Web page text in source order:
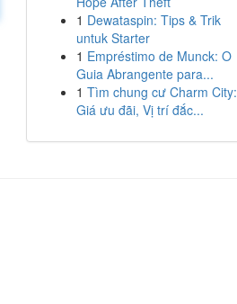
1 Dewataspin: Tips & Trik
untuk Starter
1 Empréstimo de Munck: O
Guia Abrangente para...
1 Tìm chung cư Charm City:
Giá ưu đãi, Vị trí đắc...